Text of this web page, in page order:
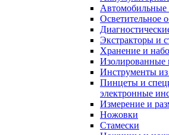
Автомобильные
Осветительное
Экстракторы и
Хранение и
Изолированные
Инструменты
Пинцеты и
электронные
Измерение и
Ножовки
Стамески